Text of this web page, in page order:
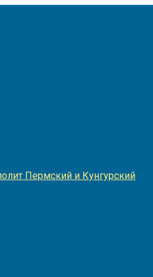
Пермский и Кунгурский